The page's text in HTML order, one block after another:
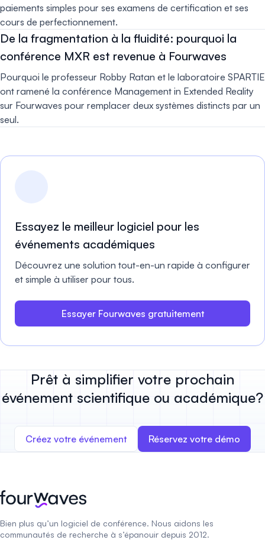
paiements simples pour ses examens de certification et ses
cours de perfectionnement.
De la fragmentation à la fluidité: pourquoi la
conférence MXR est revenue à Fourwaves
Pourquoi le professeur Robby Ratan et le laboratoire SPARTIE
ont ramené la conférence Management in Extended Reality
sur Fourwaves pour remplacer deux systèmes distincts par un
seul.
Essayez le meilleur logiciel pour les
événements académiques
Découvrez une solution tout-en-un rapide à configurer
et simple à utiliser pour tous.
Essayer Fourwaves gratuitement
Prêt à simplifier votre prochain
événement scientifique ou académique?
Créez votre événement Réservez votre démo
Bien plus qu’un logiciel de conférence. Nous aidons les
communautés de recherche à s’épanouir depuis 2012.